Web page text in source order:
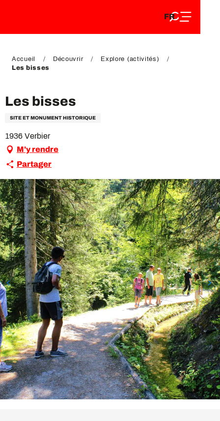
DE
FR
EN
Accueil Découvrir
Explore (activités)
Les bisses
Les bisses
SITE ET MONUMENT HISTORIQUE
1936 Verbier
M'y rendre
Partager